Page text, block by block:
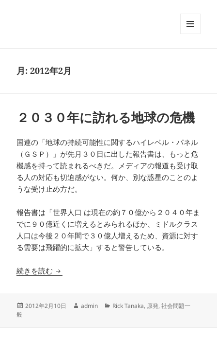
月:2012年2月
２０３０年に訪れる地球の危機
国連の「地球の持続可能性に関するハイレベル・パネル
（ＧＳＰ）」が先月３０日に出した報告書は、もっと危
機感を持って読まれるべきだ。メディアの報道も受け取
る人の対応も切迫感がない。何か、別な惑星のことのよ
うな受け止め方だ。
報告書は「世界人口 は現在の約７０億から２０４０年ま
でに９０億近くに増えるとみられるほか、ミドルクラス
人口は今後２０年間で３０億人増えるため、資源に対す
る需要は飛躍的に拡大」すると警告している。
続きを読む ２０３０年に訪れる地球の危機
投
2012年2月10日
作
admin
カ
Rick Tanaka, 原発,社会問題一
般